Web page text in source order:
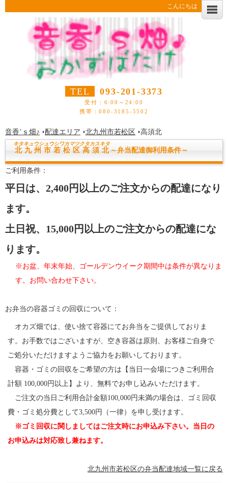
こんにちは
TEL 093-201-3373
受付：6:00～24:00
携帯：080-3185-5502
音香’ｓ畑♪ 配達エリア 北九州市若松区 高須北
北九州市若松区高須北
キタキュウシュウシワカマツクタカスキタ
～弁当配達御利用条件～
ご利用条件：
平日は、2,400円以上のご注文からの配達になり
ます。
土日祝、15,000円以上のご注文からの配達にな
ります。
※お盆、年末年始、ゴールデンウイーク期間中は条件が異なりま
す。お問い合わせ下さい。
お弁当の容器ゴミの回収について：
オカズ畑では、使い捨て容器にてお弁当をご提供しておりま
す。お手数ではございますが、空き容器は原則、お客様ご自身で
ご処分いただけますようご協力をお願いしております。
容器・ゴミの回収をご希望の方は【当日一会場につきご利用合
計額 100,000円以上】より、無料でお申し込みいただけます。
ご注文の当日ご利用合計金額100,000円未満の場合は、ゴミ回収
費・ゴミ処分費として3,500円（一律）を申し受けます。
※ゴミ回収に関しましてはご注文時にお申込み下さい。当日の
お申込みは対応致し兼ねます。
北九州市若松区の弁当配達地域一覧に戻る